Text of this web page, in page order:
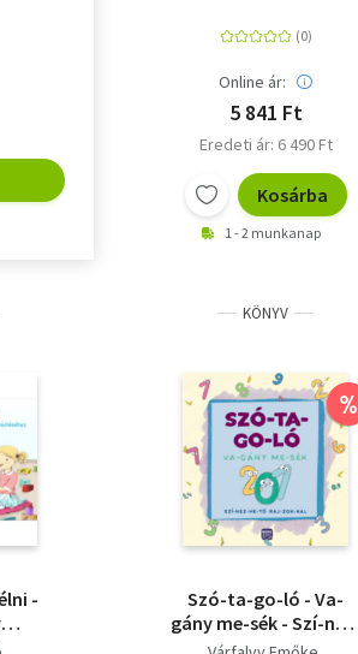
Online ár:
5 841 Ft
Eredeti ár: 6 490 Ft
Kosárba
1 - 2 munkanap
-
KÖNYV
%
Szó-ta-go-ló - Va-
gány me-sék - Szí-nez-
he-tő raj-zok-kal